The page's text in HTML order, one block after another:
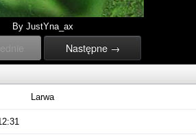
By JustYna_ax
Następne →
Larwa